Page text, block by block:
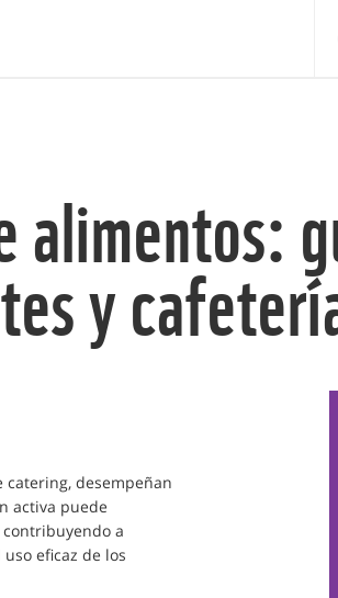
alimentos:
y
catering, desempeñan
activa puede
a
eficaz de los